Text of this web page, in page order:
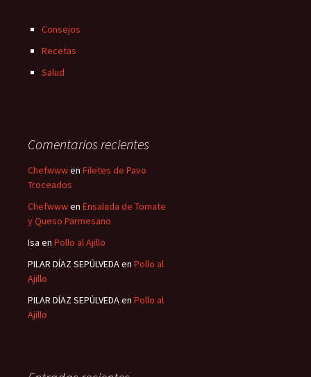
Consejos
Recetas
Salud
Comentarios recientes
Chefwwwen Filetes de Pavo
Troceados
Chefwwwen Ensalada de Tomate
y Queso Parmesano
Isa en Pollo al Ajillo
PILAR DÍAZ SEPÚLVEDAen Pollo al
Ajillo
PILAR DÍAZ SEPÚLVEDAen Pollo al
Ajillo